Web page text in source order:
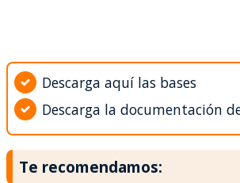
Descarga aquí las bases
Descarga la documentación
Te recomendamos: